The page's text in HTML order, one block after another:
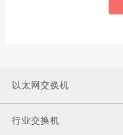
以太网交换机
行业交换机